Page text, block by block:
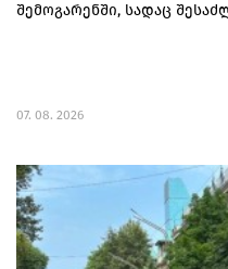
შემოგარენში, სადაც
07. 08. 2026